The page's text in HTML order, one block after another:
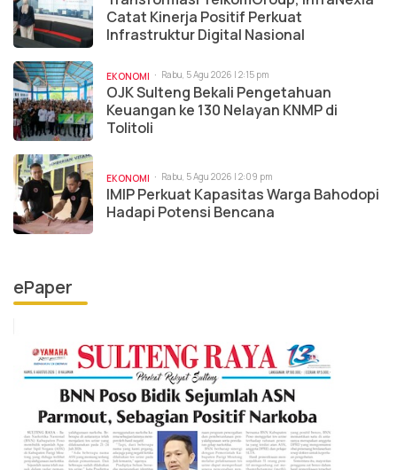
Catat Kinerja Positif Perkuat
Infrastruktur Digital Nasional
EKONOMI Rabu, 5 Agu 2026 | 2:15 pm
OJK Sulteng Bekali Pengetahuan
Keuangan ke 130 Nelayan KNMP di
Tolitoli
EKONOMI Rabu, 5 Agu 2026 | 2:09 pm
IMIP Perkuat Kapasitas Warga Bahodopi
Hadapi Potensi Bencana
ePaper